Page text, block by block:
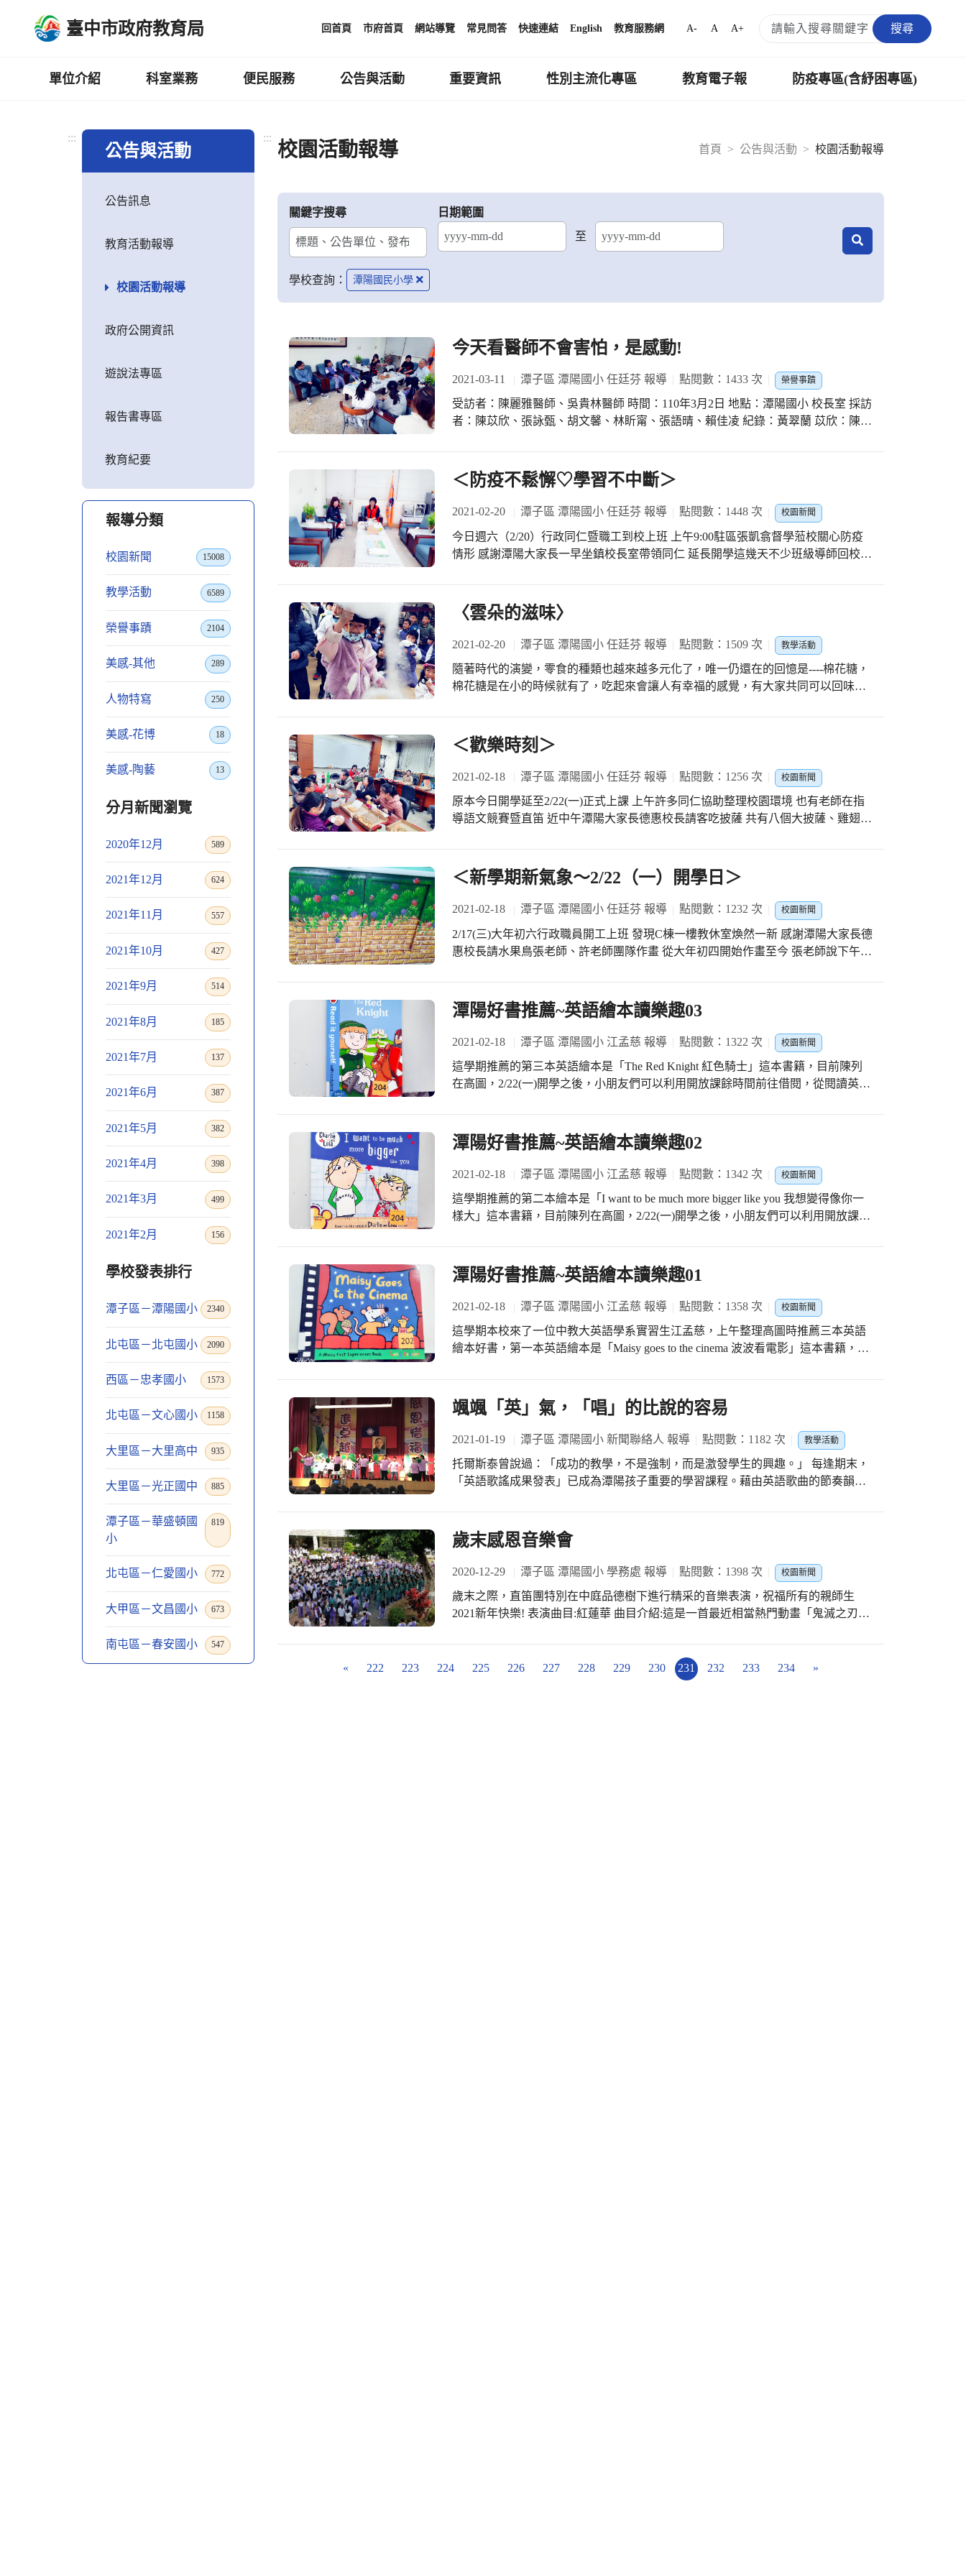
臺中市政府教育局 回首頁 市府首頁 網站導覽 常見問答 快速連結 English 教育服務網 A- A A+ 搜尋
單位介紹 科室業務 便民服務 公告與活動 重要資訊 性別主流化專區 教育電子報 防疫專區(含紓困專區)
:::
公告與活動
公告訊息
教育活動報導
校園活動報導
政府公開資訊
遊說法專區
報告書專區
教育紀要
報導分類
校園新聞 15008
教學活動 6589
榮譽事蹟 2104
美感-其他 289
人物特寫 250
美感-花博 18
美感-陶藝 13
分月新聞瀏覽
2020年12月 589
2021年12月 624
2021年11月 557
2021年10月 427
2021年9月 514
2021年8月 185
2021年7月 137
2021年6月 387
2021年5月 382
2021年4月 398
2021年3月 499
2021年2月 156
學校發表排行
潭子區－潭陽國小 2340
北屯區－北屯國小 2090
西區－忠孝國小 1573
北屯區－文心國小 1158
大里區－大里高中 935
大里區－光正國中 885
潭子區－華盛頓國
小
819
北屯區－仁愛國小 772
大甲區－文昌國小 673
南屯區－春安國小 547
:::
首頁
公告與活動 校園活動報導
校園活動報導
關鍵字搜尋
日期範圍
至
結束日期
學校查詢： 潭陽國民小學
今天看醫師不會害怕，是感動!
2021-03-11 潭子區 潭陽國小 任廷芬 報導 點閱數：1433 次 榮譽事蹟
受訪者：陳麗雅醫師、吳貴林醫師 時間：110年3月2日 地點：潭陽國小 校長室 採訪
者：陳苡欣、張詠甄、胡文馨、林盺甯、張語晴、賴佳凌 紀錄：黃翠蘭 苡欣：陳醫
年，希望能回饋在地。而為什麼成立明原菁英獎學金？我們一直相信菁英是帶領社
會的源頭，透過獎勵這群頂尖優秀的學生，讓他們感受到自己的表現備受肯定，除
了提升信心，也藉此影響身旁的同學，一起力爭上游。另外，我們也深信將善的種
子種在孩子們的心中，未來有一天一定會開花結果，散布遍地，持續為社會付出。
詠甄：我也想請問兩位醫師，為什麼會想要當醫生呢? 陳醫師：為什麼會想當醫
師？這就要回到我的童年時光。我的母親生下了九個孩子，我是排行第七。在我的
常不捨，下定決心長大一定要賺大錢，而醫生這個行業剛好符合我心中的需求，在
助病人早日康復。 詠甄：陳醫師加油！ 文馨：陳醫師、吳醫師您們好!我是四年8班
胡文馨。我想請教兩位醫師，在行醫這麼多年之間，有沒有令您們印象深刻的事呢?
吳醫師：當醫師這幾十年間，除了醫治病人，心中最在乎的還是明原菁英獎學金的
對夫妻遠從花蓮來讓我診治。這對夫妻因為不孕症，曾經做過人工受孕或是試管嬰
中，看診完因為來不及搭火車，只好在臺中住一晚再趕回花蓮。陳醫師覺得他們實
在太辛苦了，因此當他們前來看診，都請他們早點過來，並趕緊治療他們好讓他們
能搭上火車回家鄉。這對夫妻最終經過我幾次的醫治，果然懷了孩子，到現在這對
陳醫師：我今年已經六十多歲了，至今我還是一直在學習中醫的相關知識，可能就
是我太愛中醫了，在學習中醫這條路上樂此不疲。目前也跟隨一位老師研究現今社
會中很多從未出現的文明病，這些疾病如何診治，都是需要不斷的研討探究，如果
今日，我自滿於現狀，認為自己就是一位了不起的中醫師，止步學習，那就無法成
為很棒的醫師。 語晴：兩位醫師好!我想請教醫師，為什麼您開的中醫診所生意會這
麼好呢? 陳醫師：或許與我不斷精進學習，想把病人醫治好的精神有關吧!新的疾病
級就得到明原菁英獎學金是一件很不容易的事，醫師希望未來的妳能持續精進、步
朽，百燈曠照，千里通明。」陳麗雅醫師、吳貴林醫師一生奉獻行醫，杏林春暖。
他們除了在醫學界持續努力，更懷著非凡的愛設置明原菁英獎學金，激勵更多的年
輕學子。這十幾年的獎學金頒贈活動，醫生們從不缺席，親自將獎學金頒給每個孩
子，看似平凡的事情，溫暖了潭陽十幾個年頭，也鼓舞了上百位學生。 今天這場頒
＜防疫不鬆懈♡學習不中斷＞
2021-02-20 潭子區 潭陽國小 任廷芬 報導 點閱數：1448 次 校園新聞
今日週六（2/20）行政同仁暨職工到校上班 上午9:00駐區張凱翕督學蒞校關心防疫
情形 感謝潭陽大家長一早坐鎮校長室帶領同仁 延長開學這幾天不少班級導師回校整
理好 期待2/22(一)開學日～潭陽學子們開開心心來上課喔！ ♡小朋友們記得量體
溫、戴口罩做好自主管理。
〈雲朵的滋味〉
2021-02-20 潭子區 潭陽國小 任廷芬 報導 點閱數：1509 次 教學活動
隨著時代的演變，零食的種類也越來越多元化了，唯一仍還在的回憶是----棉花糖，
棉花糖是在小的時候就有了，吃起來會讓人有幸福的感覺，有大家共同可以回味童
作過程如下：把固態糖塊倒進小型加熱罐，罐口周圍開有許多小孔；開孔位置位於
一個大型金屬容器的底面上。當加熱罐把糖融化為液體後，整個裝置開始旋轉。然
後，從加熱罐頂部的小孔中開始噴射出體積極小的液態糖滴，在旋轉離心力的作用
下，糖滴被甩出小孔，在空氣中凝結成為一條條肉眼幾乎不可見的糖絲。 同時，每
位小朋友看到自己親手DIY的古早味棉花糖皆欣喜若狂，從各個的小臉上即可得
知，有的小朋友很可愛大叫棉花糖比我的臉還大呢！有的人說為何我的棉花糖是長
分享自己的心得感想。 最後，有的班級在教室分享棉花糖心得；有的班級坐在品德
畫面。每位學童將手中一大團棉花糖塞入口中，軟綿綿。這是什麼滋味呢?有小朋
友:說好吃的滋味；有人回答說:幸福的滋味、甜美的滋味…，總而言之，這是一種甜
蜜的感覺，是一種幸福得像給人捧上了雲端的感覺。
＜歡樂時刻＞
2021-02-18 潭子區 潭陽國小 任廷芬 報導 點閱數：1256 次 校園新聞
原本今日開學延至2/22(一)正式上課 上午許多同仁協助整理校園環境 也有老師在指
導語文競賽暨直笛 近中午潭陽大家長德惠校長請客吃披薩 共有八個大披薩、雞翅、
前做好準備工作喔 ＜防疫不鬆懈 ~ 學習不中斷＞
＜新學期新氣象～2/22（一）開學日＞
2021-02-18 潭子區 潭陽國小 任廷芬 報導 點閱數：1232 次 校園新聞
2/17(三)大年初六行政職員開工上班 發現C棟一樓教休室煥然一新 感謝潭陽大家長德
惠校長請水果鳥張老師、許老師團隊作畫 從大年初四開始作畫至今 張老師說下午就
餐……等 猶如置身在森林或公園裡 真是賞心悅目美麗極了！
潭陽好書推薦~英語繪本讀樂趣03
2021-02-18 潭子區 潭陽國小 江孟慈 報導 點閱數：1322 次 校園新聞
這學期推薦的第三本英語繪本是「The Red Knight 紅色騎士」這本書籍，目前陳列
在高圖，2/22(一)開學之後，小朋友們可以利用開放課餘時間前往借閱，從閱讀英語
for, Tom then gets lost, and ends up looking after the horses. However, he still wants to be a
brave knight in his deep heart. Later, a red knight then arrives to change his life. A simple
story about people go away and come back differently, but always encourages people to
士。但是當威爾離開後，湯姆便失去了指標和方向，成為一個照顧馬群的男孩。然
而，湯姆仍在心底深切的期盼自己能成為一名勇敢的騎士，那時他還不知道紅色騎
潭陽好書推薦~英語繪本讀樂趣02
2021-02-18 潭子區 潭陽國小 江孟慈 報導 點閱數：1342 次 校園新聞
這學期推薦的第二本繪本是「I want to be much more bigger like you 我想變得像你一
樣大」這本書籍，目前陳列在高圖，2/22(一)開學之後，小朋友們可以利用開放課餘
to convince Charlie that she is tell enough to ride the roller coaster at the amusement park.
But when Charlie measures her, it shows that she is still too small? “I want to be much more
bigger like you.” Lola complains. Will Lola finally succeed to ride the roller coaster? 查理有
個妹妹，蘿拉。蘿拉生氣的說:「為什麼我一直一直都這麼小?」像蘿拉以往試圖做
的，她想要說服查理自己已經高到可以坐雲霄飛車。但當查理量測蘿拉的身高時卻
發現她還是不夠高。「我想變得像你一樣大!」蘿拉如此抱怨。蘿拉最後能成功坐到
潭陽好書推薦~英語繪本讀樂趣01
2021-02-18 潭子區 潭陽國小 江孟慈 報導 點閱數：1358 次 校園新聞
這學期本校來了一位中教大英語學系實習生江孟慈，上午整理高圖時推薦三本英語
繪本好書，第一本英語繪本是「Maisy goes to the cinema 波波看電影」這本書籍，目
see the latest movie. The movie is about to start, what will they go and see? Ooh! She can
barely contain her excitement. One dark cinema, the thrilling movie, lots of popcorn, and lots
of toilet breaks. 波波和朋友準備一起去電影院看新上映的電影。電影就要開始了，他
們要看什麼呢?天啊!波波興奮極了!一座陰暗的電影院，一部刺激的電影，好多好多
的爆米花，還有，許多打斷電影的如廁時間。 More Maisy and her friends’ adventures
更多波波和朋友的冒險: https://www.maisyfunclub.com/maisyframe.asp?section=eddie
颯颯「英」氣，「唱」的比說的容易
2021-01-19 潭子區 潭陽國小 新聞聯絡人 報導 點閱數：1182 次 教學活動
托爾斯泰曾說過：「成功的教學，不是強制，而是激發學生的興趣。」 每逢期末，
「英語歌謠成果發表」已成為潭陽孩子重要的學習課程。藉由英語歌曲的節奏韻
的閱讀、理解、改編等，有了意義化的學習與練習機會，學習英語不再只是句型的
反覆機械式練習，也可以是在有意義、情境化下進行。 孩子除了歌謠的哼唱，發揮
團隊精神製作道具，加入隊形變化和舞蹈動作，融入表演藝術的因子，提升孩子美
學的素養，形塑了一場美的饗宴，這些更是跨領域教學的最佳呈現。 透過班級的觀
摩與競賽活動，我們提供孩子分享與學習機會，並培養上台發表的自信，增進學生
學習英文的樂趣；鼓勵團隊默契，強化團隊合作的精神。 活動結束，校長讚賞鼓勵
的經驗也是美妙的回憶。」
歲末感恩音樂會
2020-12-29 潭子區 潭陽國小 學務處 報導 點閱數：1398 次 校園新聞
歲末之際，直笛團特別在中庭品德樹下進行精采的音樂表演，祝福所有的親師生
2021新年快樂! 表演曲目:紅蓮華 曲目介紹:這是一首最近相當熱門動畫「鬼滅之刃」
出， 感謝子倫組長及綺綾老師辛勤的指導， 感謝家長們的支持， 感謝後援會雅玉
會長及幹部們在演出前各項的準備， 感謝德惠校長到場加油勉勵。 祝福大家在新的
« 222 223 224 225 226 227 228 229 230 231 232 233 234 »